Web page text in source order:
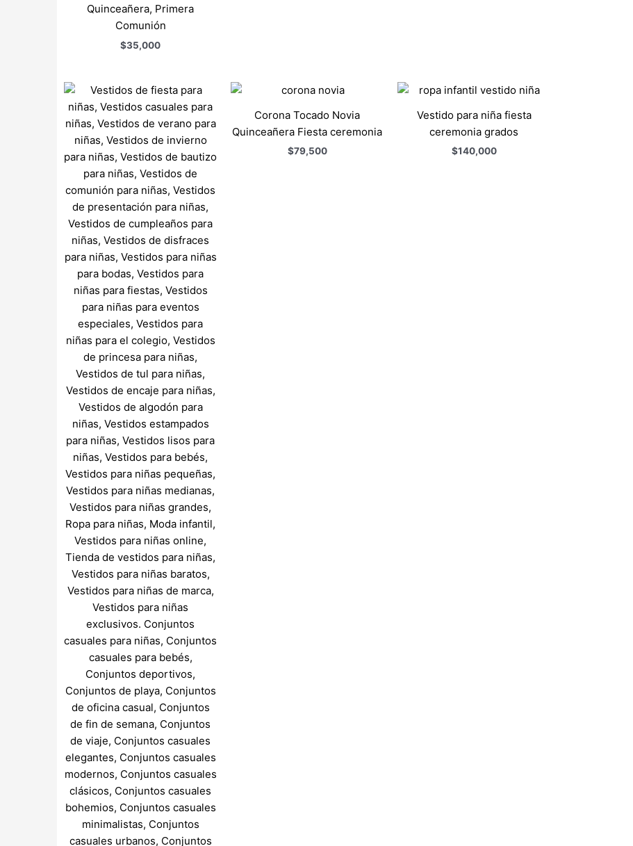
Quinceañera, Primera
Comunión
$35,000
Corona Tocado Novia
Quinceañera Fiesta ceremonia
$79,500
Vestido para niña fiesta
ceremonia grados
$140,000